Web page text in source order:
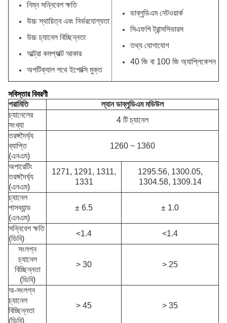
নিম্ন সন্নিবেশ ক্ষতি
উচ্চ স্থায়িত্ব এবং নির্ভরযোগ্যতা
উচ্চ চ্যানেল বিচ্ছিন্নতা
আল্ট্রা কমপ্যাক্ট আকার
অপটিক্যাল পথে ইপোক্সি মুক্ত
ডাব্লুডিএম নেটওয়ার্ক
সিএফপি ট্রান্সসিভারস
তথ্য যোগাযোগ
40 জি বা 100 জি অ্যাপ্লিকেশন
সবিস্তার বিবরণী
পরামিতি
ল্যান ডাব্লুডিএম মডিউল
চ্যানেলের
সংখ্যা
4 টি চ্যানেল
তরঙ্গদৈর্ঘ্য
ব্যাপ্তি
(এনএম)
1260 ~ 1360
অপারেটিং
তরঙ্গদৈর্ঘ্য
(এনএম)
1271, 1291, 1311,
1331
1295.56, 1300.05,
1304.58, 1309.14
চ্যানেল
পাসব্যান্ড
(এনএম)
± 6.5 ± 1.0
সন্নিবেশ ক্ষতি
(ডিবি)
<1.4
<1.4
সংলগ্ন
চ্যানেল
বিচ্ছিন্নতা
(ডিবি)
> 30 > 25
অ-সংলগ্ন
চ্যানেল
বিচ্ছিন্নতা
(ডিবি)
> 45 > 35